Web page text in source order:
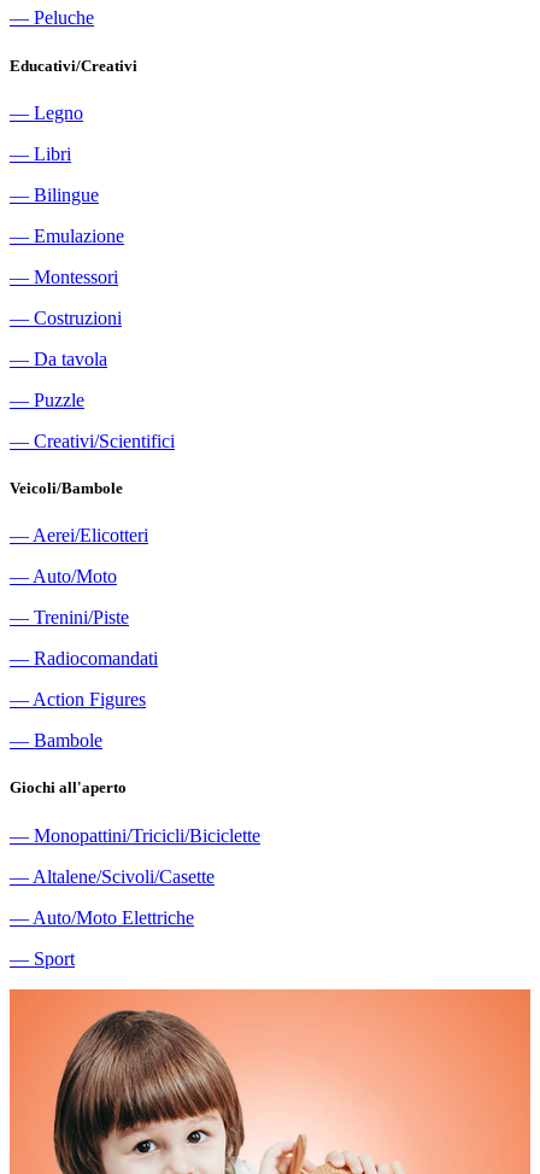
― Peluche
Educativi/Creativi
― Legno
― Libri
― Bilingue
― Emulazione
― Montessori
― Costruzioni
― Da tavola
― Puzzle
― Creativi/Scientifici
Veicoli/Bambole
― Aerei/Elicotteri
― Auto/Moto
― Trenini/Piste
― Radiocomandati
― Action Figures
― Bambole
Giochi all'aperto
― Monopattini/Tricicli/Biciclette
― Altalene/Scivoli/Casette
― Auto/Moto Elettriche
― Sport